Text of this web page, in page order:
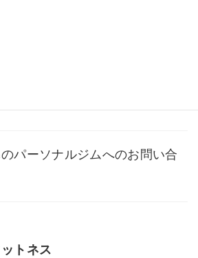
パーソナルジムへのお問い合
トネス